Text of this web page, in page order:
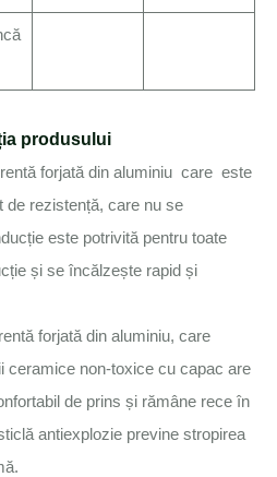
produsului
forjată din aluminiu care este
de rezistență, care nu se
este potrivită pentru toate
și se încălzește rapid și
forjată din aluminiu, care
ceramice non-toxice cu capac are
de prins și rămâne rece în
antiexplozie previne stropirea